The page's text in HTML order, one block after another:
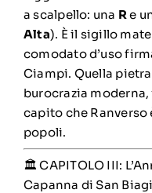
a scalpello: una Re
Alta). È il sigillo
comodato d’uso
Ciampi. Quella
burocrazia
capito che Ranverso
popoli.
🏛️ CAPITOLO III:
Capanna di San